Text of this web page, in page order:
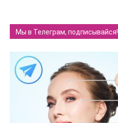
Мы в Телеграм, подписывайся!